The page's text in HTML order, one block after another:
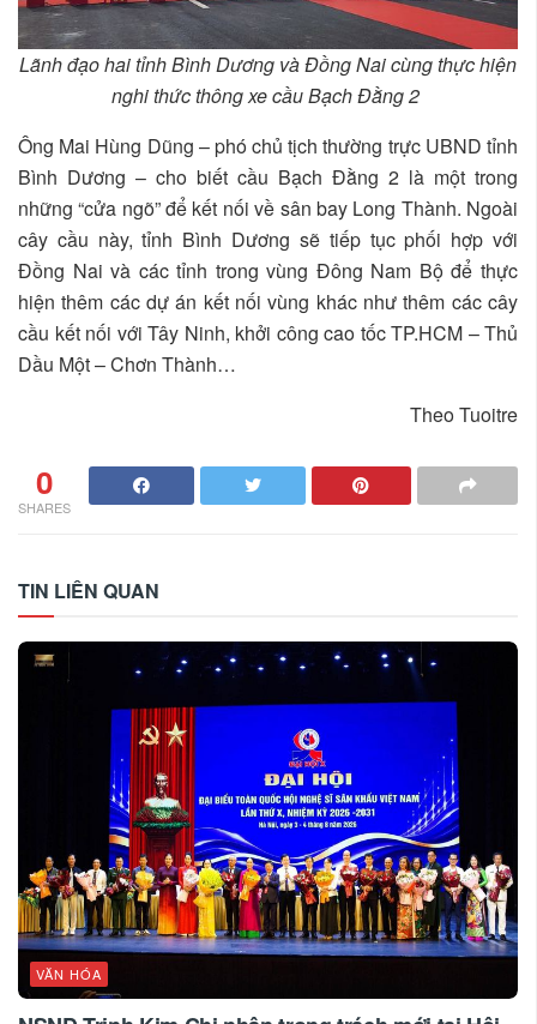
Lãnh đạo hai tỉnh Bình Dương và Đồng Nai cùng thực hiện
nghi thức thông xe cầu Bạch Đằng 2
Ông Mai Hùng Dũng – phó chủ tịch thường trực UBND tỉnh
Bình Dương – cho biết cầu Bạch Đằng 2 là một trong
những “cửa ngõ” để kết nối về sân bay Long Thành. Ngoài
cây cầu này, tỉnh Bình Dương sẽ tiếp tục phối hợp với
Đồng Nai và các tỉnh trong vùng Đông Nam Bộ để thực
hiện thêm các dự án kết nối vùng khác như thêm các cây
cầu kết nối với Tây Ninh, khởi công cao tốc TP.HCM – Thủ
Dầu Một – Chơn Thành…
Theo Tuoitre
0
SHARES
TIN LIÊN QUAN
VĂN HÓA